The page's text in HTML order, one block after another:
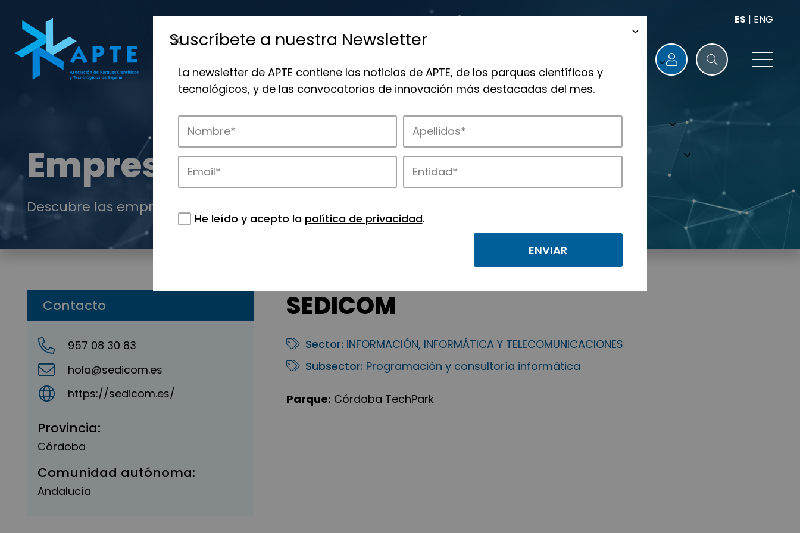
ES | ENG
Empresas
Descubre las empresas que impulsan la innovación en los parques de APTE.
Contacto
957 08 30 83
hola@sedicom.es
https://sedicom.es/
Provincia:
Córdoba
Comunidad autónoma:
Andalucía
SEDICOM
Sector: INFORMACIÓN, INFORMÁTICA Y TELECOMUNICACIONES
Subsector: Programación y consultoría informática
Parque: Córdoba TechPark
Suscríbete a nuestra Newsletter
La newsletter de APTE contiene las noticias de APTE, de los parques científicos y
tecnológicos, y de las convocatorias de innovación más destacadas del mes.
He leído y acepto la política de privacidad.